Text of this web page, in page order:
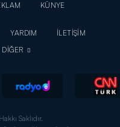
KÜNYE
YARDIM
İLETİŞİM
DİĞER
Saklıdır.